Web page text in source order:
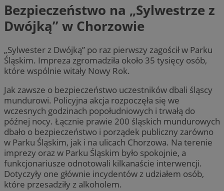
Bezpieczeństwo na „Sylwestrze z
Dwójką” w Chorzowie
„Sylwester z Dwójką” po raz pierwszy zagościł w Parku
Śląskim. Impreza zgromadziła około 35 tysięcy osób,
które wspólnie witały Nowy Rok.
Jak zawsze o bezpieczeństwo uczestników dbali śląscy
mundurowi. Policyjna akcja rozpoczęła się we
wczesnych godzinach popołudniowych i trwałą do
późnej nocy. Łącznie prawie 200 śląskich mundurowych
dbało o bezpieczeństwo i porządek publiczny zarówno
w Parku Śląskim, jak i na ulicach Chorzowa. Na terenie
imprezy oraz w Parku Śląskim było spokojnie, a
funkcjonariusze odnotowali kilkanaście interwencji.
Dotyczyły one głównie incydentów z udziałem osób,
które przesadziły z alkoholem.